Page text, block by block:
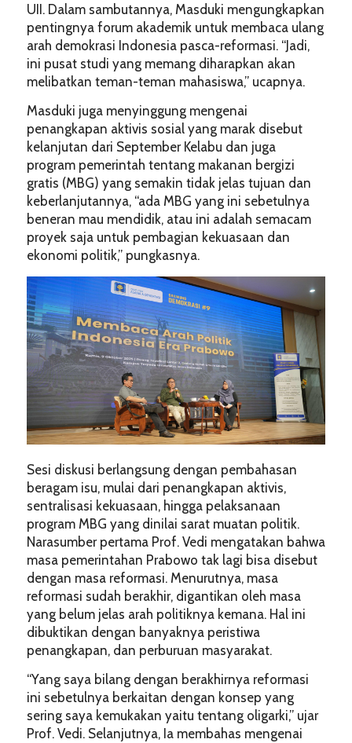
UII. Dalam sambutannya, Masduki mengungkapkan
pentingnya forum akademik untuk membaca ulang
arah demokrasi Indonesia pasca-reformasi. “Jadi,
ini pusat studi yang memang diharapkan akan
melibatkan teman-teman mahasiswa,” ucapnya.
Masduki juga menyinggung mengenai
penangkapan aktivis sosial yang marak disebut
kelanjutan dari September Kelabu dan juga
program pemerintah tentang makanan bergizi
gratis (MBG) yang semakin tidak jelas tujuan dan
keberlanjutannya, “ada MBG yang ini sebetulnya
beneran mau mendidik, atau ini adalah semacam
proyek saja untuk pembagian kekuasaan dan
ekonomi politik,” pungkasnya.
Sesi diskusi berlangsung dengan pembahasan
beragam isu, mulai dari penangkapan aktivis,
sentralisasi kekuasaan, hingga pelaksanaan
program MBG yang dinilai sarat muatan politik.
Narasumber pertama Prof. Vedi mengatakan bahwa
masa pemerintahan Prabowo tak lagi bisa disebut
dengan masa reformasi. Menurutnya, masa
reformasi sudah berakhir, digantikan oleh masa
yang belum jelas arah politiknya kemana. Hal ini
dibuktikan dengan banyaknya peristiwa
penangkapan, dan perburuan masyarakat.
“Yang saya bilang dengan berakhirnya reformasi
ini sebetulnya berkaitan dengan konsep yang
sering saya kemukakan yaitu tentang oligarki,” ujar
Prof. Vedi. Selanjutnya, Ia membahas mengenai